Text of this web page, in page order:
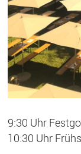
9:30 Uhr
10:30 Uhr